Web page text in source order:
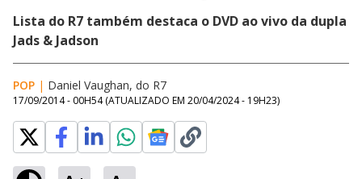
Lista do R7 também destaca o DVD ao vivo da dupla
Jads & Jadson
POP | Daniel Vaughan, do R7
17/09/2014 - 00H54 (ATUALIZADO EM 20/04/2024 - 19H23)